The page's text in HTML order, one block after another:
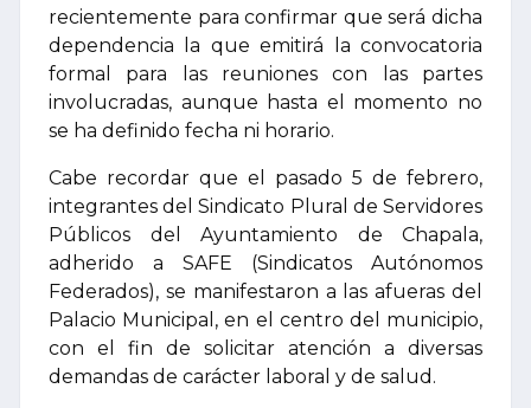
recientemente para confirmar que será dicha
dependencia la que emitirá la convocatoria
formal para las reuniones con las partes
involucradas, aunque hasta el momento no
se ha definido fecha ni horario.
Cabe recordar que el pasado 5 de febrero,
integrantes del Sindicato Plural de Servidores
Públicos del Ayuntamiento de Chapala,
adherido a SAFE (Sindicatos Autónomos
Federados), se manifestaron a las afueras del
Palacio Municipal, en el centro del municipio,
con el fin de solicitar atención a diversas
demandas de carácter laboral y de salud.